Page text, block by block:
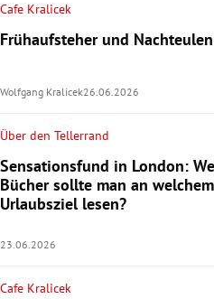
Cafe Kralicek
Frühaufsteher und Nachteulen
Wolfgang Kralicek26.06.2026
Über den Tellerrand
Sensationsfund in London:
Bücher sollte man an welchem
Urlaubsziel lesen?
23.06.2026
Cafe Kralicek